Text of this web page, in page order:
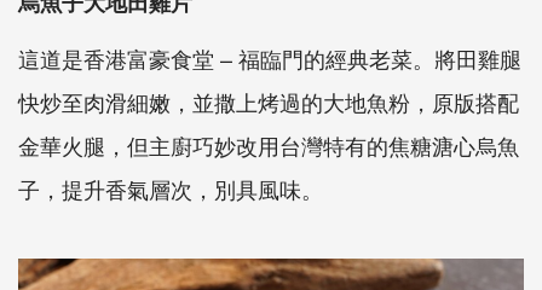
這道是香港富豪食堂 – 福臨門的經典老菜。將田雞腿
快炒至肉滑細嫩，並撒上烤過的大地魚粉，原版搭配
金華火腿，但主廚巧妙改用台灣特有的焦糖溏心烏魚
子，提升香氣層次，別具風味。